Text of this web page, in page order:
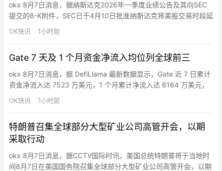
okx 8月7日消息，据纳斯达克2026年一季度业绩公告及其向SEC
提交的8-K附件，SEC已于4月10日批准纳斯达克将美股交易时段延
长至每周5天、每天23小时的规则变更。纳斯达克计划于2026年12
月6日启动23/5交易。新安排拟分为日间时段（美东时间4:00—
小时。SEC批准…
OK快讯 1小时前
Gate 7 天及 1 个月资金净流入均位列全球前三
okx 8月7日消息，据 DefiLlama 最新数据显示，Gate 近 7 日累计
资金净流入达 7523 万美元，1 个月累计净流入达 6164 万美元，
均排名全球前三。
OK快讯 1小时前
特朗普召集全球部分大型矿业公司高管开会，以期
采取行动
okx 8月7日消息，据CCTV国际时讯，美国总统特朗普将于当地时
间8月7日在美国国务院召集全球部分大型矿业公司高管开会，以期